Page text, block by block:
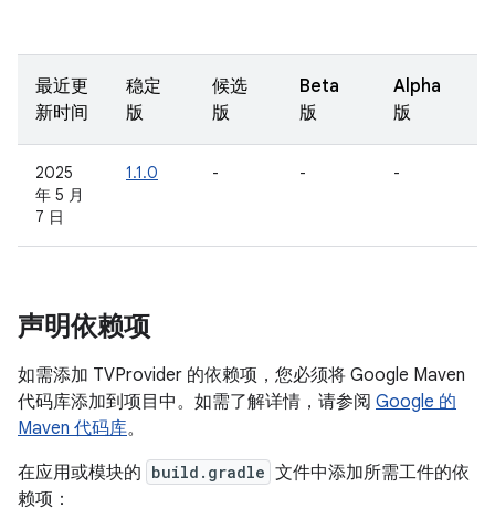
最近更
新时间
稳定
版
候选
版
Beta
版
Alpha
版
2025
年 5 月
7 日
1.1.0 - - -
声明依赖项
如需添加 TVProvider 的依赖项，您必须将 Google Maven
代码库添加到项目中。如需了解详情，请参阅 Google 的
Maven 代码库。
在应用或模块的 build.gradle 文件中添加所需工件的依
赖项：